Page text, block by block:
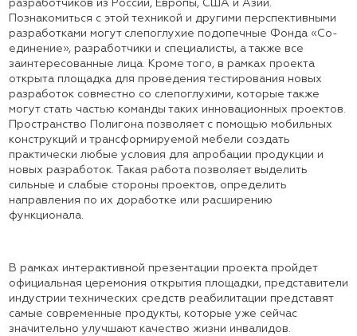
разработчиков из России, Европы, США и Азии.
Познакомиться с этой техникой и другими перспективными
разработками могут слепоглухие подопечные Фонда «Со-
единение», разработчики и специалисты, а также все
заинтересованные лица. Кроме того, в рамках проекта
открыта площадка для проведения тестирования новых
разработок совместно со слепоглухими, которые также
могут стать частью команды таких инновационных проектов.
Пространство Полигона позволяет с помощью мобильных
конструкций и трансформируемой мебели создать
практически любые условия для апробации продукции и
новых разработок. Такая работа позволяет выделить
сильные и слабые стороны проектов, определить
направления по их доработке или расширению
функционала.
В рамках интерактивной презентации проекта пройдет
официальная церемония открытия площадки, представители
индустрии технических средств реабилитации представят
самые современные продукты, которые уже сейчас
значительно улучшают качество жизни инвалидов.